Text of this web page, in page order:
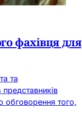
фахівця для
та
обговорення того,